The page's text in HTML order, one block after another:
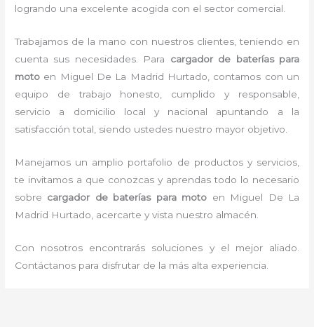
logrando una excelente acogida con el sector comercial.
Trabajamos de la mano con nuestros clientes, teniendo en
cuenta sus necesidades. Para cargador de baterías para
moto en Miguel De La Madrid Hurtado, contamos con un
equipo de trabajo honesto, cumplido y responsable,
servicio a domicilio local y nacional apuntando a la
satisfacción total, siendo ustedes nuestro mayor objetivo.
Manejamos un amplio portafolio de productos y servicios,
te invitamos a que conozcas y aprendas todo lo necesario
sobre cargador de baterías para moto en Miguel De La
Madrid Hurtado, acercarte y vista nuestro almacén.
Con nosotros encontrarás soluciones y el mejor aliado.
Contáctanos para disfrutar de la más alta experiencia.